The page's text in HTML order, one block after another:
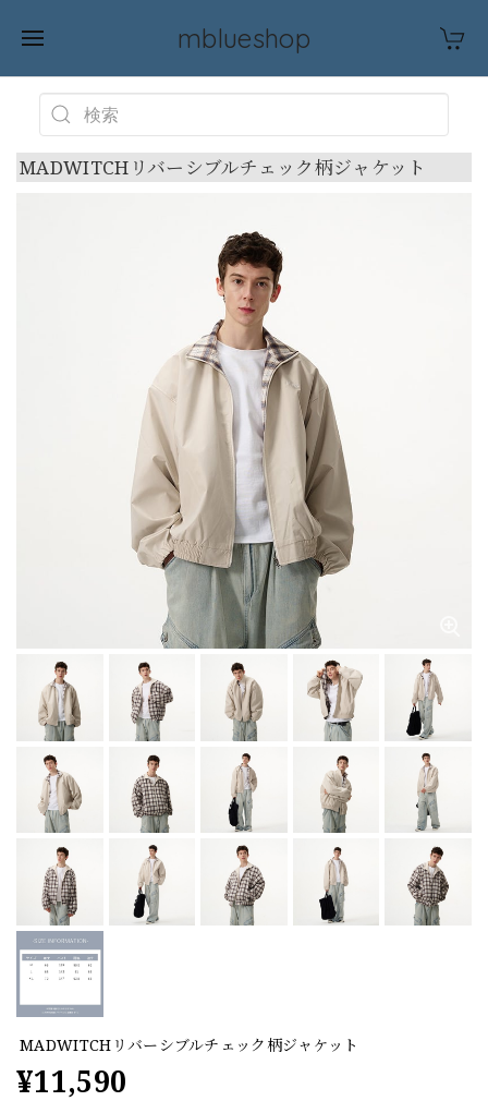
mblueshop
MADWITCHリバーシブルチェック柄ジャケット
MADWITCHリバーシブルチェック柄ジャケット
¥11,590